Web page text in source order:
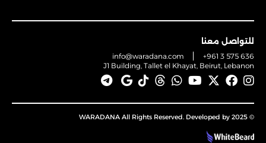
للتواصل معنا
info@waradana.com
+961 3 575 636
J1 Building, Tallet el Khayat, Beirut, Lebanon
© 2025 WARADANA All Rights Reserved. Developed by